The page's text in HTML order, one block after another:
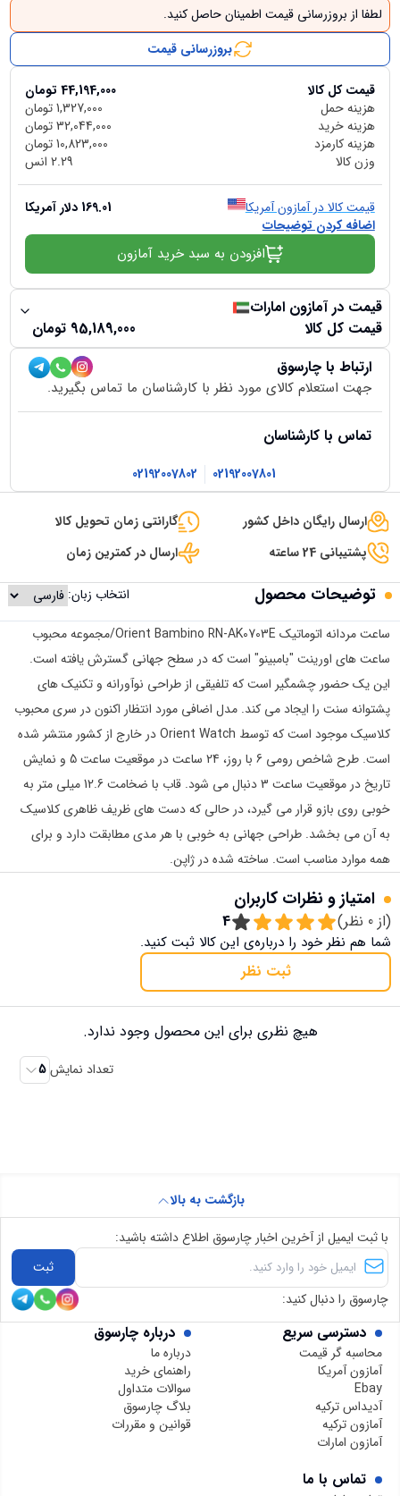
لطفا از بروزرسانی قیمت اطمینان حاصل کنید.
بروزرسانی قیمت
قیمت کل کالا 44,194,000 تومان
هزینه حمل
1,327,000تومان
هزینه خرید
32,044,000تومان
هزینه کارمزد
10,823,000تومان
وزن کالا
2.29 انس
قیمت کالا در آمازون آمریکا 169.01 دلار آمریکا
اضافه کردن توضیحات
افزودن به سبد خرید آمازون
قیمت در آمازون امارات
قیمت کل کالا
95,189,000 تومان
ارتباط با چارسوق
جهت استعلام کالای مورد نظر با کارشناسان ما تماس بگیرید.
تماس با کارشناسان
02192007801
02192007802
ارسال رایگان داخل کشور
گارانتی زمان تحویل کالا
پشتیبانی 24 ساعته
ارسال در کمترین زمان
توضیحات محصول
انتخاب زبان:
ساعت مردانه اتوماتیک Orient Bambino RN-AK0703E/مجموعه محبوب
ساعت های اورینت "بامبینو" است که در سطح جهانی گسترش یافته است.
این یک حضور چشمگیر است که تلفیقی از طراحی نوآورانه و تکنیک های
پشتوانه سنت را ایجاد می کند. مدل اضافی مورد انتظار اکنون در سری محبوب
کلاسیک موجود است که توسط Orient Watch در خارج از کشور منتشر شده
است. طرح شاخص رومی 6 با روز، 24 ساعت در موقعیت ساعت 5 و نمایش
تاریخ در موقعیت ساعت 3 دنبال می شود. قاب با ضخامت 12.6 میلی متر به
خوبی روی بازو قرار می گیرد، در حالی که دست های ظریف ظاهری کلاسیک
به آن می بخشد. طراحی جهانی به خوبی با هر مدی مطابقت دارد و برای
همه موارد مناسب است. ساخته شده در ژاپن.
امتیاز و نظرات کاربران
(از 0 نظر) 4
شما هم نظر خود را درباره‌ی این کالا ثبت کنید.
ثبت نظر
هیچ نظری برای این محصول وجود ندارد.
تعداد نمایش 5
دسترسی سریع
محاسبه گر قیمت
آمازون آمریکا
Ebay
آدیداس ترکیه
آمازون ترکیه
آمازون امارات
درباره چارسوق
درباره ما
راهنمای خرید
سوالات متداول
بلاگ چارسوق
قوانین و مقررات
تماس با ما
بازگشت به بالا
با ثبت ایمیل از آخرین اخبار چارسوق اطلاع داشته باشید:
ثبت
چارسوق را دنبال کنید: